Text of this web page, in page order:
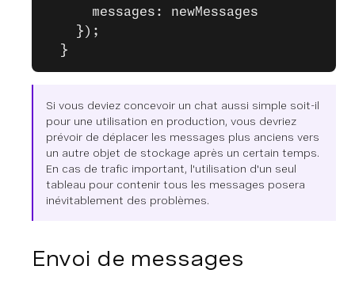
      messages: newMessages
    });
  }
Si vous deviez concevoir un chat aussi simple soit-il
pour une utilisation en production, vous devriez
prévoir de déplacer les messages plus anciens vers
un autre objet de stockage après un certain temps.
En cas de trafic important, l'utilisation d'un seul
tableau pour contenir tous les messages posera
inévitablement des problèmes.
Envoi de messages